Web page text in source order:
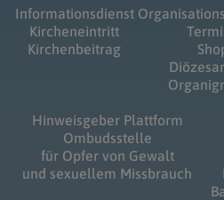
Informationsdienst
Kircheneintritt
Kirchenbeitrag
Hinweisgeber Plattform
Ombudsstelle
für Opfer von Gewalt
und sexuellem Missbrauch